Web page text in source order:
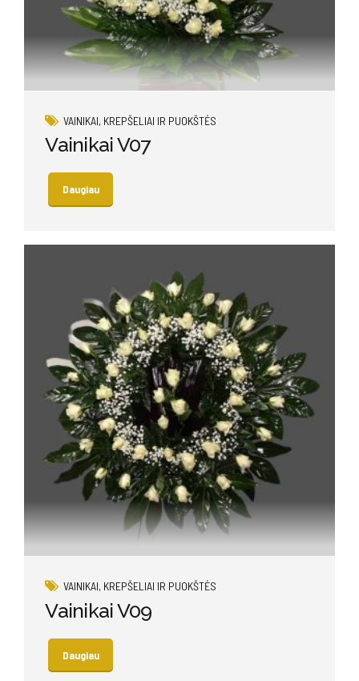
VAINIKAI, KREPŠELIAI IR PUOKŠTĖS
Vainikai V07
Daugiau
VAINIKAI, KREPŠELIAI IR PUOKŠTĖS
Vainikai V09
Daugiau